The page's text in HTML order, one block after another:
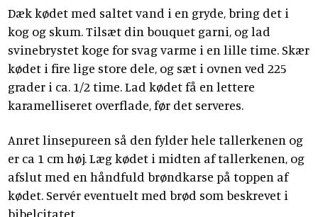
Dæk kødet med saltet vand i en gryde, bring det i
kog og skum. Tilsæt din bouquet garni, og lad
svinebrystet koge for svag varme i en lille time. Skær
kødet i fire lige store dele, og sæt i ovnen ved 225
grader i ca. 1/2 time. Lad kødet få en lettere
karamelliseret overflade, før det serveres.
Anret linsepureen så den fylder hele tallerkenen og
er ca 1 cm høj. Læg kødet i midten af tallerkenen, og
afslut med en håndfuld brøndkarse på toppen af
kødet. Servér eventuelt med brød som beskrevet i
bibelcitatet.